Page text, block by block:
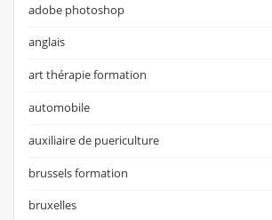
adobe photoshop
anglais
art thérapie formation
automobile
auxiliaire de puericulture
brussels formation
bruxelles